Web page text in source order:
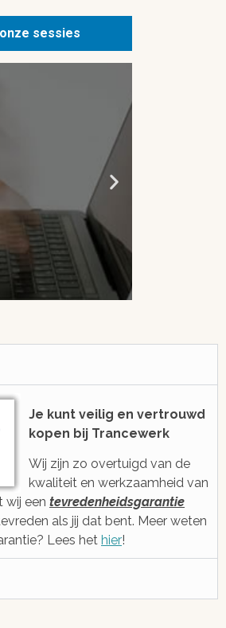
sessies
en snel bereikbaar
Met gratis,
Je kunt veilig en vertrouwd
kopen bij Trancewerk
Wij zijn zo overtuigd van de
kwaliteit en werkzaamheid van
wij een tevredenheidsgarantie
als jij dat bent. Meer weten
Lees het hier!